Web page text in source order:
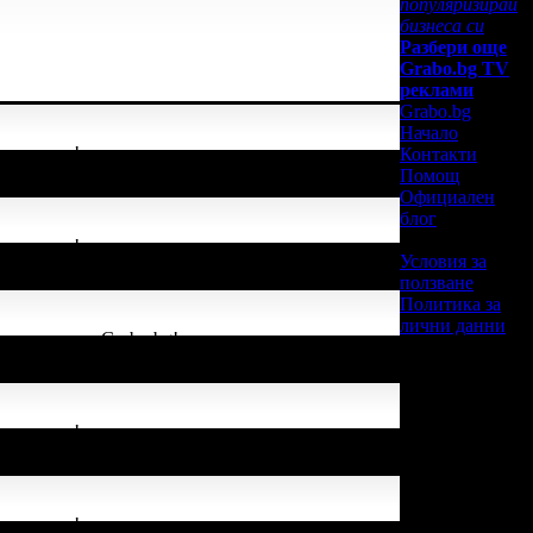
екип!
екип!
от Grabo.bg!
екип!
екип!
популяризирай
бизнеса си
Разбери още
Grabo.bg TV
реклами
Grabo.bg
Начало
Контакти
Помощ
Официален
блог
Условия за
ползване
Политика за
лични данни